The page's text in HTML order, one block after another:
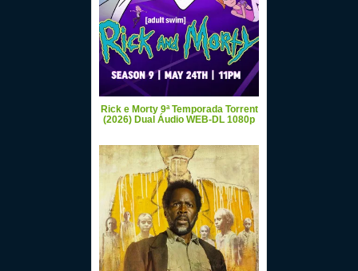
Rick e Morty 9ª Temporada Torrent
(2026) Dual Áudio WEB-DL 1080p